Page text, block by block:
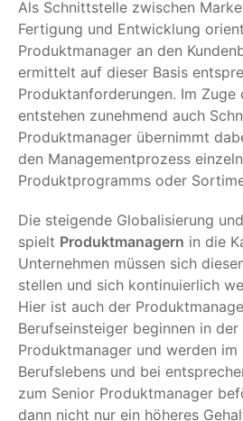
Als Schnittstelle zwischen
Fertigung und Entwicklung
Produktmanager an den
ermittelt auf dieser Basis
Produktanforderungen. Im Zuge
entstehen zunehmend auch
Produktmanager übernimmt
den Managementprozess
Produktprogramms oder
Die steigende Globalisierung
spielt Produktmanagern in die
Unternehmen müssen sich
stellen und sich kontinuierlich
Hier ist auch der
Berufseinsteiger beginnen in
Produktmanager und werden im
Berufslebens und bei
zum Senior Produktmanager
dann nicht nur ein höheres